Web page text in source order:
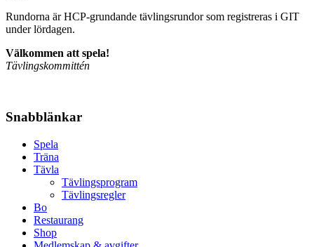
Rundorna är HCP-grundande tävlingsrundor som registreras i GIT
under lördagen.
Välkommen att spela!
Tävlingskommittén
Snabblänkar
Spela
Träna
Tävla
Tävlingsprogram
Tävlingsregler
Bo
Restaurang
Shop